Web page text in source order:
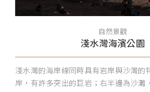
自然景觀
淺水灣海濱公園
淺水灣的海岸線同時具有岩岸與沙灣的
岸，有許多突出的巨岩；右半邊為沙灘